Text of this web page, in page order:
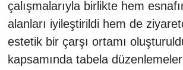
çalışmalarıyla birlikte hem
alanları iyileştirildi hem de
estetik bir çarşı ortamı
kapsamında tabela